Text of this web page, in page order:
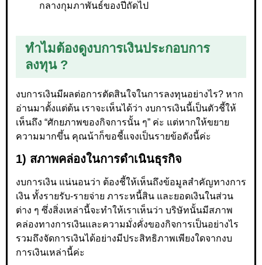
กลางกุมภาพันธ์ของปีถัดไป
ทำไมต้องดูงบการเงินประกอบการ
ลงทุน ?
งบการเงินมีผลต่อการตัดสินใจในการลงทุนอย่างไร? หาก
อ่านมาตั้งแต่ต้น เราจะเห็นได้ว่า งบการเงินนี้เป็นตัวชี้ให้
เห็นถึง “ศักยภาพของกิจการนั้น ๆ” ค่ะ แต่หากให้ขยาย
ความมากขึ้น คุณน้าก็ขอชี้แจงเป็นรายข้อดังนี้ค่ะ
1) สภาพคล่องในการดำเนินธุรกิจ
งบการเงิน แน่นอนว่า ต้องชี้ให้เห็นถึงข้อมูลสำคัญทางการ
เงิน ทั้งรายรับ-รายจ่าย ภาระหนี้สิน และยอดเงินในส่วน
ต่าง ๆ ซึ่งสิ่งเหล่านี้จะทำให้เราเห็นว่า บริษัทนั้นมีสภาพ
คล่องทางการเงินและความมั่งคั่งของกิจการเป็นอย่างไร
รวมถึงจัดการเงินได้อย่างมีประสิทธิภาพเพียงใดจากงบ
การเงินเหล่านี้ค่ะ